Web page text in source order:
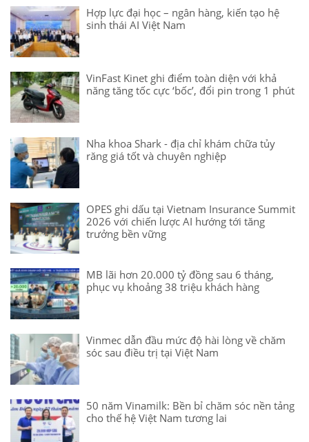
Hợp lực đại học – ngân hàng, kiến tạo hệ
sinh thái AI Việt Nam
VinFast Kinet ghi điểm toàn diện với khả
năng tăng tốc cực ‘bốc’, đổi pin trong 1 phút
Nha khoa Shark - địa chỉ khám chữa tủy
răng giá tốt và chuyên nghiệp
OPES ghi dấu tại Vietnam Insurance Summit
2026 với chiến lược AI hướng tới tăng
trưởng bền vững
MB lãi hơn 20.000 tỷ đồng sau 6 tháng,
phục vụ khoảng 38 triệu khách hàng
Vinmec dẫn đầu mức độ hài lòng về chăm
sóc sau điều trị tại Việt Nam
50 năm Vinamilk: Bền bỉ chăm sóc nền tảng
cho thế hệ Việt Nam tương lai